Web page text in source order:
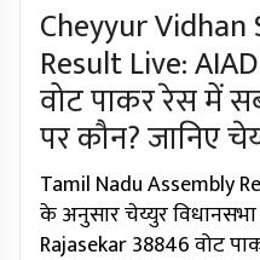
Cheyyur Vidhan
Result Live:
वोट पाकर रेस में
पर कौन? जानिए
Tamil Nadu Assembly
के अनुसार चेय्युर
Rajasekar 38846 वोट